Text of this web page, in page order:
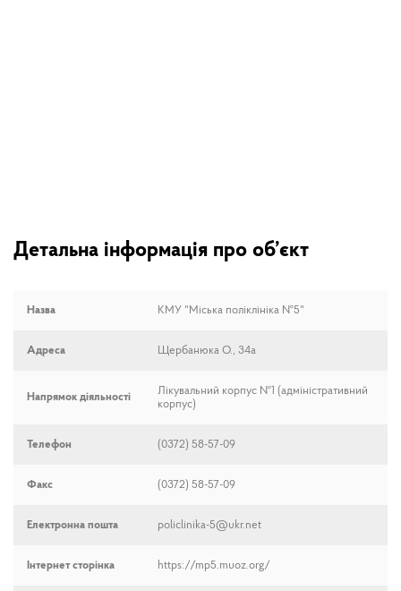
Детальна інформація про об’єкт
Назва КМУ "Міська поліклініка №5"
Адреса Щербанюка О., 34а
Напрямок діяльності
Лікувальний корпус №1 (адміністративний
корпус)
Телефон (0372) 58-57-09
Факс (0372) 58-57-09
Електронна пошта policlinika-5@ukr.net
Інтернет сторінка https://mp5.muoz.org/